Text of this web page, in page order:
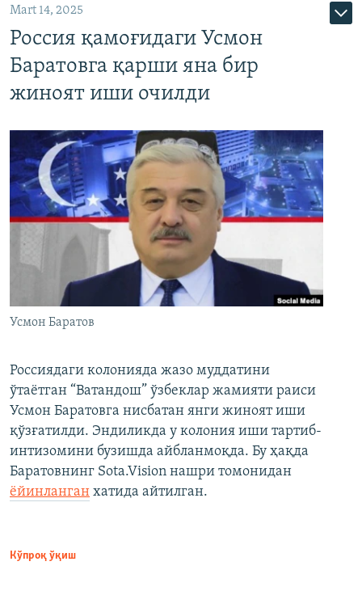
Mart 14, 2025
Россия қамоғидаги Усмон
Баратовга қарши яна бир
жиноят иши очилди
Усмон Баратов
Россиядаги колонияда жазо муддатини
ўтаётган “Ватандош” ўзбеклар жамияти раиси
Усмон Баратовга нисбатан янги жиноят иши
қўзғатилди. Эндиликда у колония иши тартиб-
интизомини бузишда айбланмоқда. Бу ҳақда
Баратовнинг Sota.Vision нашри томонидан
ёйинланган хатида айтилган.
Кўпроқ ўқиш